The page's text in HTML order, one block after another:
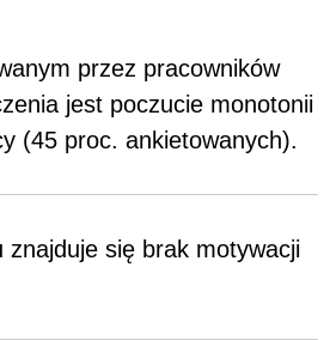
przez pracowników
jest poczucie monotonii
(45 proc. ankietowanych).
znajduje się brak motywacji